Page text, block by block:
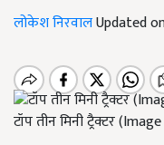
लोकेश निरवालUpdated
टॉप तीन मिनी ट्रैक्टर